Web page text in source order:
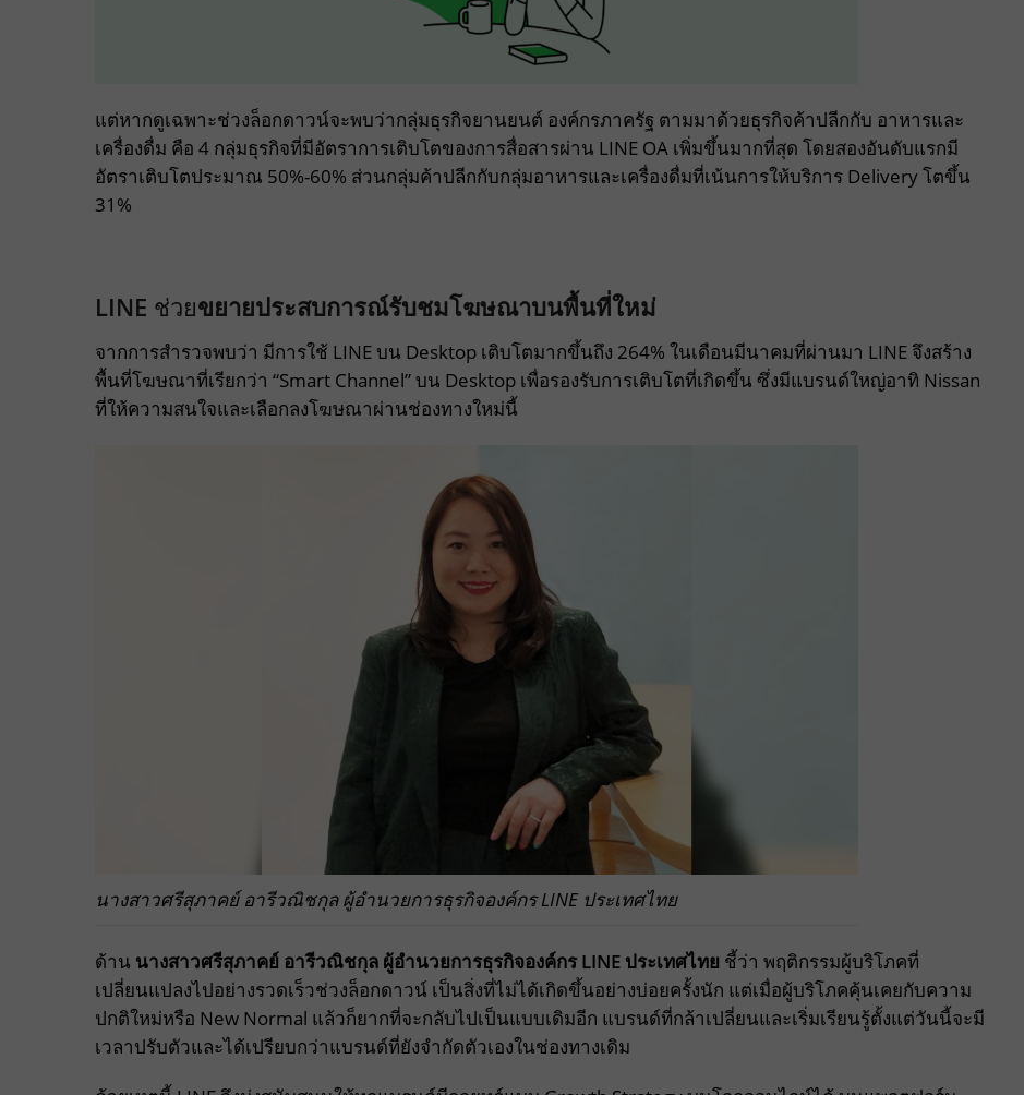
แต่หากดูเฉพาะช่วงล็อกดาวน์จะพบว่ากลุ่มธุรกิจยานยนต์ องค์กรภาครัฐ ตามมาด้วยธุรกิจค้าปลีกกับ อาหารและ
เครื่องดื่ม คือ 4 กลุ่มธุรกิจที่มีอัตราการเติบโตของการสื่อสารผ่าน LINE OA เพิ่มขึ้นมากที่สุด โดยสองอันดับแรกมี
อัตราเติบโตประมาณ 50%-60% ส่วนกลุ่มค้าปลีกกับกลุ่มอาหารและเครื่องดื่มที่เน้นการให้บริการ Delivery โตขึ้น
31%
LINE ช่วยขยายประสบการณ์รับชมโฆษณาบนพื้นที่ใหม่
จากการสำรวจพบว่า มีการใช้ LINE บน Desktop เติบโตมากขึ้นถึง 264% ในเดือนมีนาคมที่ผ่านมา LINE จึงสร้าง
พื้นที่โฆษณาที่เรียกว่า “Smart Channel” บน Desktop เพื่อรองรับการเติบโตที่เกิดขึ้น ซึ่งมีแบรนด์ใหญ่อาทิ Nissan
ที่ให้ความสนใจและเลือกลงโฆษณาผ่านช่องทางใหม่นี้
นางสาวศรีสุภาคย์ อารีวณิชกุล ผู้อำนวยการธุรกิจองค์กร LINE ประเทศไทย
ด้าน นางสาวศรีสุภาคย์ อารีวณิชกุล ผู้อำนวยการธุรกิจองค์กรLINE ประเทศไทย ชี้ว่า พฤติกรรมผู้บริโภคที่
เปลี่ยนแปลงไปอย่างรวดเร็วช่วงล็อกดาวน์ เป็นสิ่งที่ไม่ได้เกิดขึ้นอย่างบ่อยครั้งนัก แต่เมื่อผู้บริโภคคุ้นเคยกับความ
ปกติใหม่หรือ New Normal แล้วก็ยากที่จะกลับไปเป็นแบบเดิมอีก แบรนด์ที่กล้าเปลี่ยนและเริ่มเรียนรู้ตั้งแต่วันนี้จะมี
เวลาปรับตัวและได้เปรียบกว่าแบรนด์ที่ยังจำกัดตัวเองในช่องทางเดิม